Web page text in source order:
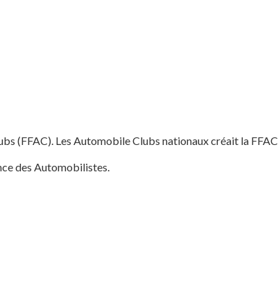
(FFAC). Les Automobile Clubs nationaux créait la FFAC.
des Automobilistes.